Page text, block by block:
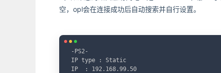
空，opl会在连接成功后自动搜索并自行设置。
-PS2-
IP type : Static
IP  : 192.168.99.50